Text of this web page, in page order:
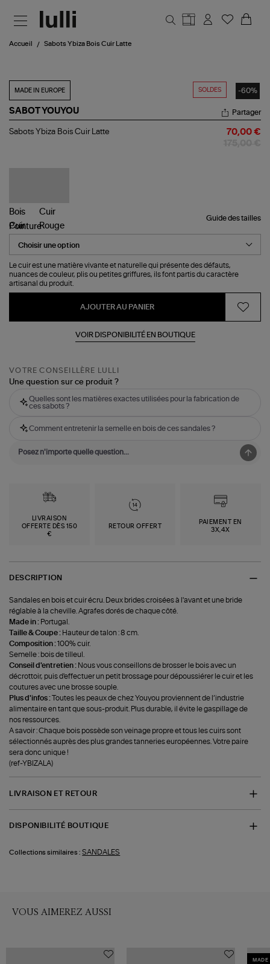
Accueil Sabots Ybiza Bois Cuir Latte
SOLDES -60%
MADE IN EUROPE
SABOT YOUYOU
Sabots
Partager
Sabots Ybiza Bois Cuir Latte 70,00 €
Guide des tailles
Pointure
Le cuir est une matière vivante et naturelle qui présente des défauts,
nuances de couleur, plis ou petites griffures, ils font partis du caractère
artisanal du produit.
AJOUTER AU PANIER
VOIR DISPONIBILITÉ EN BOUTIQUE
VOTRE CONSEILLÈRE LULLI
Une question sur ce produit ?
Quelles sont les matières exactes utilisées pour la fabrication de
ces sabots ?
Comment entretenir la semelle en bois de ces sandales ?
LIVRAISON
OFFERTE DÈS 150
€
RETOUR OFFERT
PAIEMENT EN
3X,4X
DESCRIPTION
Sandales en bois et cuir écru. Deux brides croisées à l'avant et une bride
réglable à la cheville. Agrafes dorés de chaque côté.
Made in : Portugal.
Taille & Coupe : Hauteur de talon : 8 cm.
Composition :100% cuir.
Semelle : bois de tilleul.
Conseil d'entretien : Nous vous conseillons de brosser le bois avec un
décrottoir, puis d'effectuer un petit brossage pour dépoussiérer le cuir et les
coutures avec une brosse souple.
Plus d'infos :
Toutes les peaux de chez Youyou proviennent de l’industrie
alimentaire en tant que sous-produit. Plus durable, il évite le gaspillage de
nos ressources.
A savoir : Chaque bois possède son veinage propre et tous les cuirs sont
sélectionnés auprès des plus grandes tanneries européennes. Votre paire
sera donc unique !
(ref-YBIZALA)
LIVRAISON ET RETOUR
DISPONIBILITÉ BOUTIQUE
Collections similaires : SANDALES
VOUS AIMEREZ AUSSI
MADE